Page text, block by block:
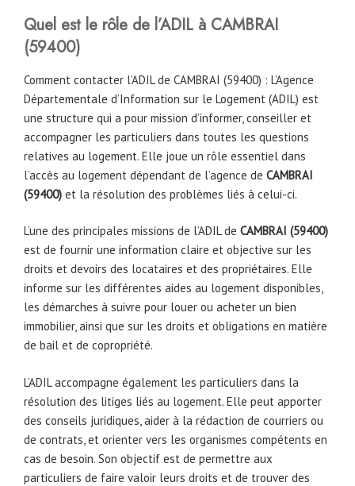
Quel est le rôle de l’ADIL à CAMBRAI
(59400)
Comment contacter l’ADIL de CAMBRAI (59400) : L’Agence
Départementale d’Information sur le Logement (ADIL) est
une structure qui a pour mission d’informer, conseiller et
accompagner les particuliers dans toutes les questions
relatives au logement. Elle joue un rôle essentiel dans
l’accès au logement dépendant de l’agence de CAMBRAI
(59400) et la résolution des problèmes liés à celui-ci.
L’une des principales missions de l’ADIL de CAMBRAI (59400)
est de fournir une information claire et objective sur les
droits et devoirs des locataires et des propriétaires. Elle
informe sur les différentes aides au logement disponibles,
les démarches à suivre pour louer ou acheter un bien
immobilier, ainsi que sur les droits et obligations en matière
de bail et de copropriété.
L’ADIL accompagne également les particuliers dans la
résolution des litiges liés au logement. Elle peut apporter
des conseils juridiques, aider à la rédaction de courriers ou
de contrats, et orienter vers les organismes compétents en
cas de besoin. Son objectif est de permettre aux
particuliers de faire valoir leurs droits et de trouver des